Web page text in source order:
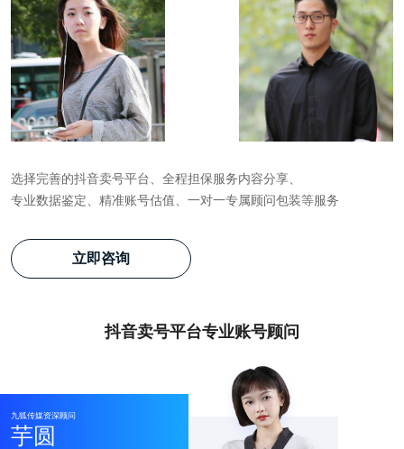
选择完善的抖音卖号平台、全程担保服务内容分享、
专业数据鉴定、精准账号估值、一对一专属顾问包装等服务
立即咨询
抖音卖号平台专业账号顾问
九狐传媒资深顾问
芋圆
抖音卖号平台专业账号顾问
九狐传媒资深顾问
馨 馨
抖音卖号平台专业账号顾问
九狐传媒资深顾问
嘉美
抖音卖号平台专业账号顾问
九狐传媒资深顾问
安夏
抖音卖号平台专业账号顾问
九狐传媒资深顾问
芋圆
九狐传媒资深顾问
馨 馨